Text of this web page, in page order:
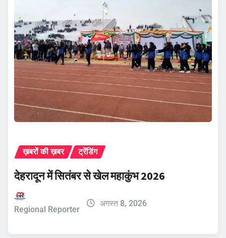
ख़बरों की ख़बर ट्रेंडिंग
देहरादून में सितंबर से खेल महाकुंभ 2026
Regional Reporter
अगस्त 8, 2026